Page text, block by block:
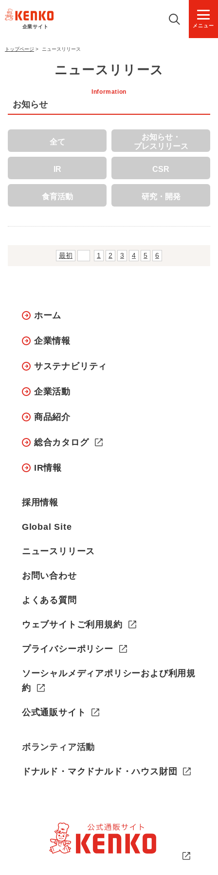
企業サイト メニュー
トップページ > ニュースリリース
ニュースリリース
Information
お知らせ
全て
お知らせ・
プレスリリース
IR CSR
食育活動 研究・開発
最初 1 2 3 4 5 6
ホーム
企業情報
サステナビリティ
企業活動
商品紹介
総合カタログ
IR情報
採用情報
Global Site
ニュースリリース
お問い合わせ
よくある質問
ウェブサイトご利用規約
プライバシーポリシー
ソーシャルメディアポリシーおよび利用規
約
公式通販サイト
ボランティア活動
ドナルド・マクドナルド・ハウス財団